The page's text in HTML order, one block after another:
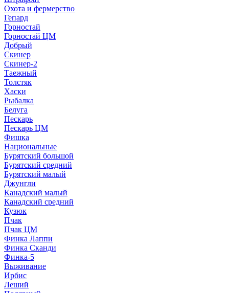
Охота и фермерство
Гепард
Горностай
Горностай ЦМ
Добрый
Скинер
Скинер-2
Таежный
Толстяк
Хаски
Рыбалка
Белуга
Пескарь
Пескарь ЦМ
Фишка
Национальные
Бурятский большой
Бурятский средний
Бурятский малый
Джунгли
Канадский малый
Канадский средний
Кузюк
Пчак
Пчак ЦМ
Финка Лаппи
Финка Сканди
Финка-5
Выживание
Ирбис
Леший